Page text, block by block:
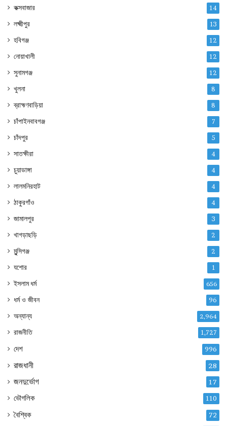
কক্সবাজার 14
লক্ষ্মীপুর 13
হবিগঞ্জ 12
নোয়াখালী 12
সুনামগঞ্জ 12
খুলনা 8
ব্রাহ্মণবাড়িয়া 8
চাঁপাইনবাবগঞ্জ 7
চাঁদপুর 5
সাতক্ষীরা 4
চুয়াডাঙ্গা 4
লালমনিরহাট 4
ঠাকুরগাঁও 4
জামালপুর 3
খাগড়াছড়ি 2
মুন্সিগঞ্জ 2
যশোর 1
ইসলাম ধর্ম 656
ধর্ম ও জীবন 96
অন্যান্য 2,964
রাজনীতি 1,727
দেশ 996
রাজধানী 28
জনদুর্ভোগ 17
ভৌগলিক 110
বৈশ্বিক 72